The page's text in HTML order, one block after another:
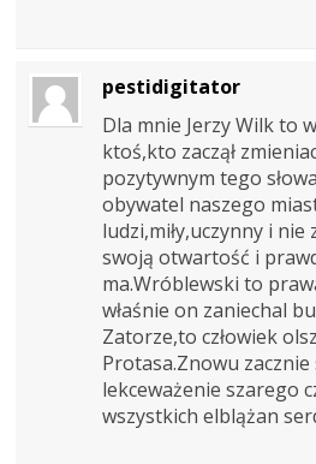
pestidigitator
Dla mnie Jerzy Wilk to
ktoś,kto zaczął
pozytywnym tego
obywatel naszego
ludzi,miły,uczynny i nie
swoją otwartość i
ma.Wróblewski to
właśnie on zaniechal
Zatorze,to człowiek
Protasa.Znowu
lekceważenie szarego
wszystkich elblążan